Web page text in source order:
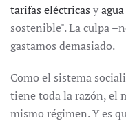
tarifas eléctricas yagua
sostenible". La culpa
gastamos demasiado.
Como el sistema
tiene toda la razón, el
mismo régimen. Y es